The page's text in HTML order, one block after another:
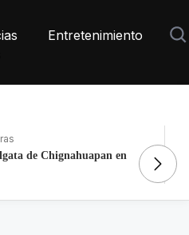
Entretenimiento
circular; recupera 30